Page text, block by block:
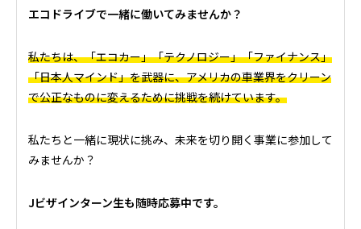
エコドライブで一緒に働いてみませんか？
私たちは、「エコカー」「テクノロジー」「ファイナンス」
「日本人マインド」を武器に、アメリカの車業界をクリーン
で公正なものに変えるために挑戦を続けています。
私たちと一緒に現状に挑み、未来を切り開く事業に参加して
みませんか？
Jビザインターン生も随時応募中です。